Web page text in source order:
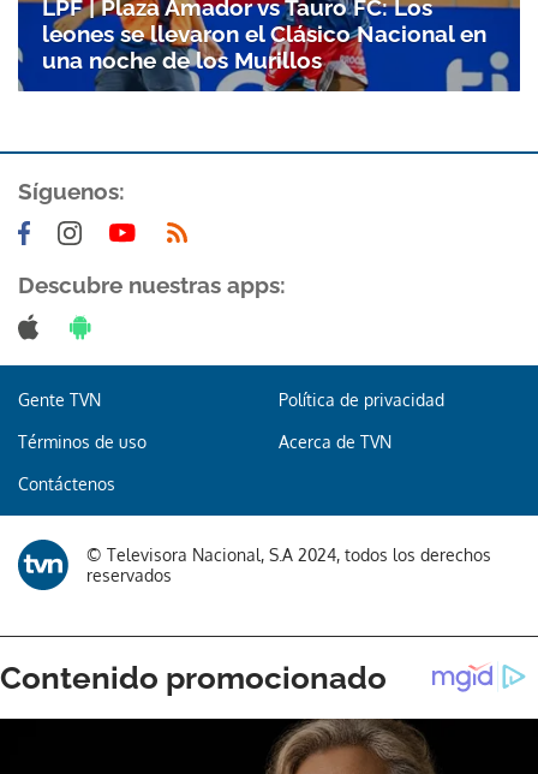
LPF | Plaza Amador vs Tauro FC: Los
leones se llevaron el Clásico Nacional en
una noche de los Murillos
Síguenos:
Descubre nuestras apps:
Gente TVN Política de privacidad
Términos de uso Acerca de TVN
Contáctenos
© Televisora Nacional, S.A 2024, todos los derechos
reservados